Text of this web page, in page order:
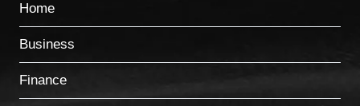
Home
Business
Finance